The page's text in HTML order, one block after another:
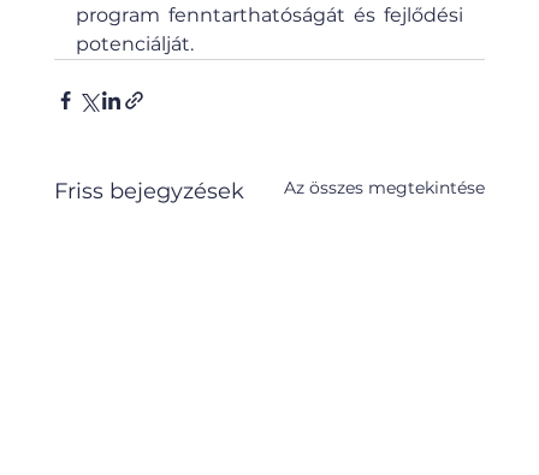
program fenntarthatóságát és fejlődési
potenciálját.
Friss bejegyzések Az összes megtekintése